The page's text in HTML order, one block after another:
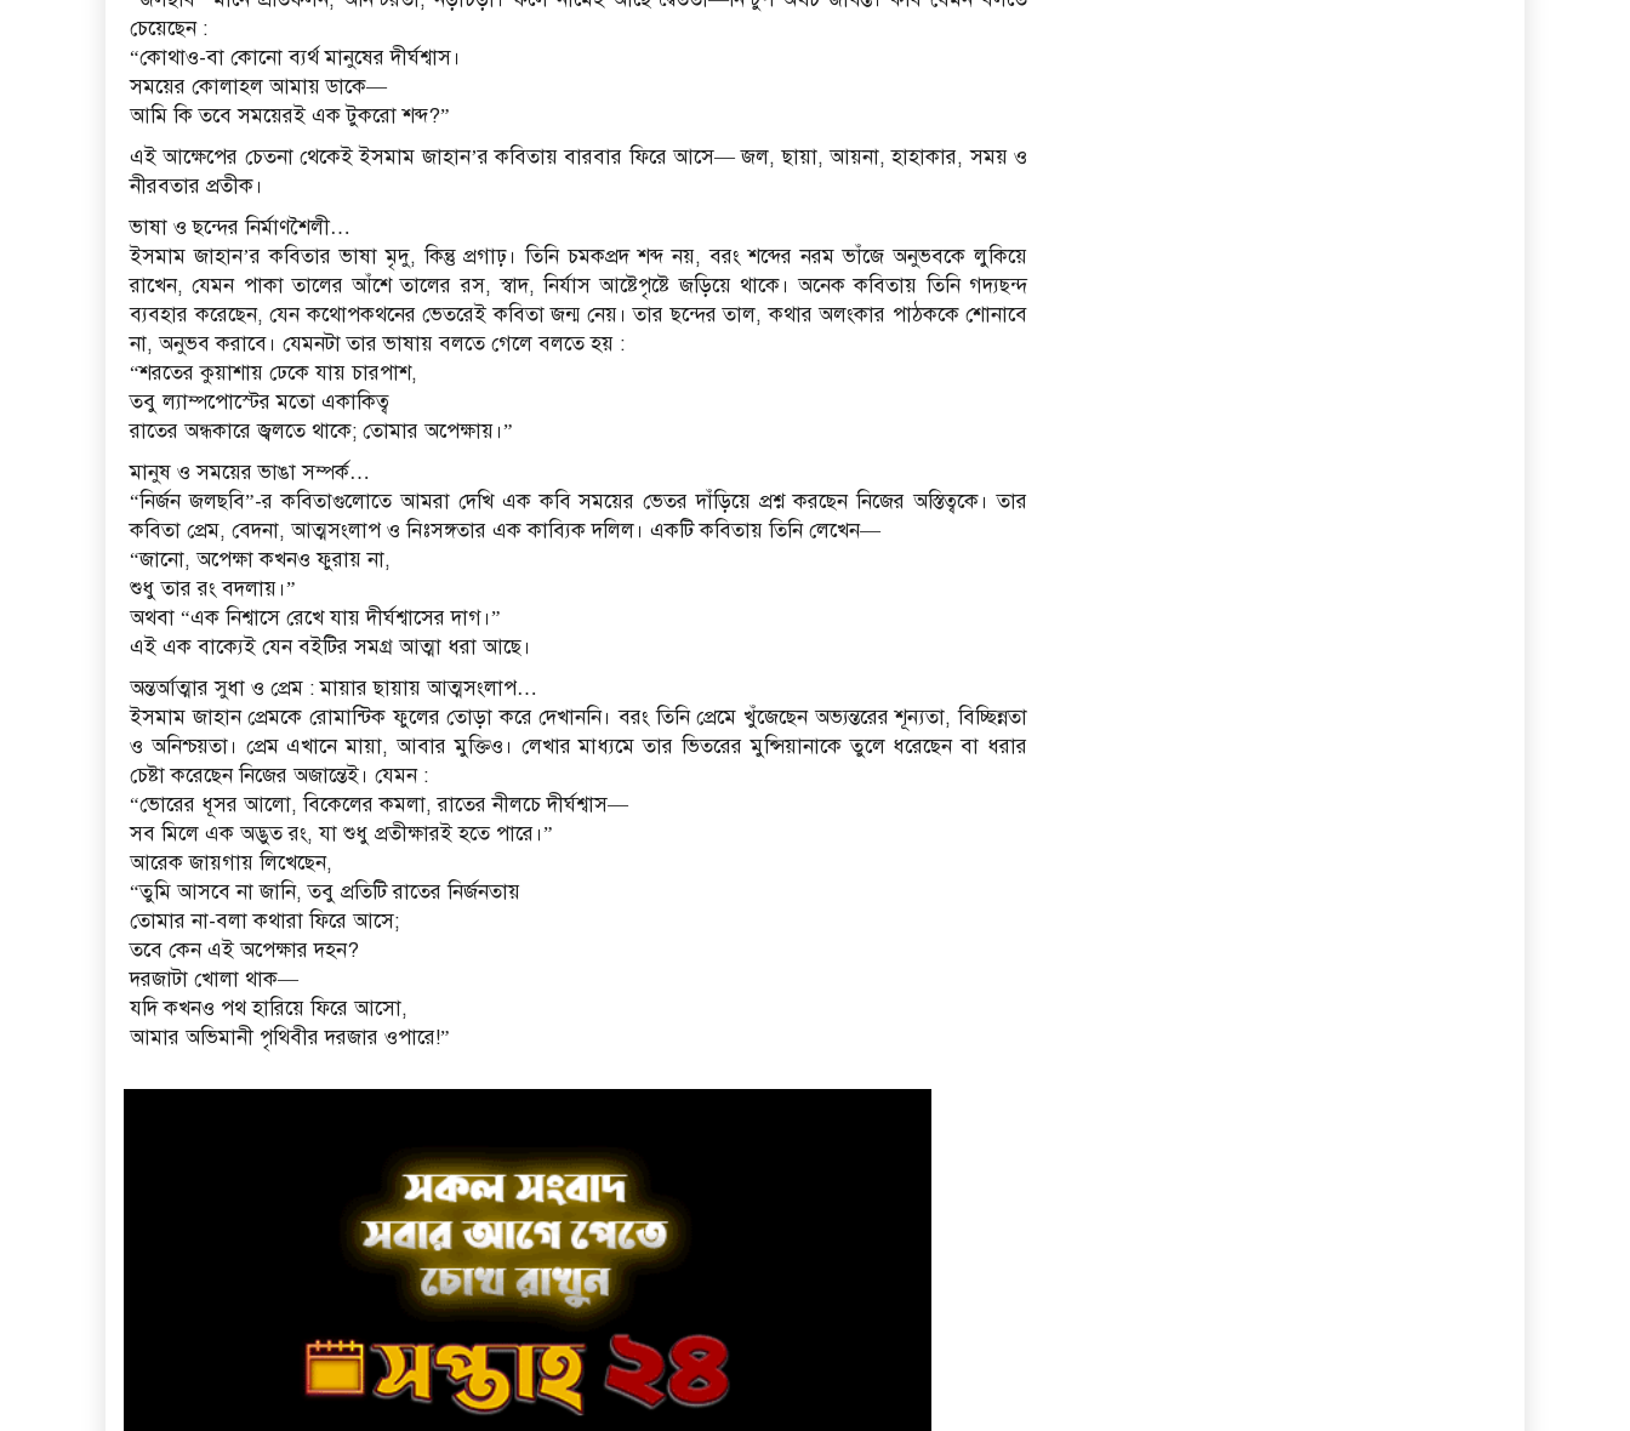
চেয়েছেন :
“কোথাও-বা কোনো ব্যর্থ মানুষের দীর্ঘশ্বাস।
সময়ের কোলাহল আমায় ডাকে—
আমি কি তবে সময়েরই এক টুকরো শব্দ?”
এই আক্ষেপের চেতনা থেকেই ইসমাম জাহান’র কবিতায় বারবার ফিরে আসে— জল, ছায়া, আয়না, হাহাকার, সময় ও
নীরবতার প্রতীক।
ভাষা ও ছন্দের নির্মাণশৈলী…
ইসমাম জাহান’র কবিতার ভাষা মৃদু, কিন্তু প্রগাঢ়। তিনি চমকপ্রদ শব্দ নয়, বরং শব্দের নরম ভাঁজে অনুভবকে লুকিয়ে
রাখেন, যেমন পাকা তালের আঁশে তালের রস, স্বাদ, নির্যাস আষ্টেপৃষ্টে জড়িয়ে থাকে। অনেক কবিতায় তিনি গদ্যছন্দ
ব্যবহার করেছেন, যেন কথোপকথনের ভেতরেই কবিতা জন্ম নেয়। তার ছন্দের তাল, কথার অলংকার পাঠককে শোনাবে
না, অনুভব করাবে। যেমনটা তার ভাষায় বলতে গেলে বলতে হয় :
“শরতের কুয়াশায় ঢেকে যায় চারপাশ,
তবু ল্যাম্পপোস্টের মতো একাকিত্ব
রাতের অন্ধকারে জ্বলতে থাকে; তোমার অপেক্ষায়।”
মানুষ ও সময়ের ভাঙা সম্পর্ক…
“নির্জন জলছবি”-র কবিতাগুলোতে আমরা দেখি এক কবি সময়ের ভেতর দাঁড়িয়ে প্রশ্ন করছেন নিজের অস্তিত্বকে। তার
কবিতা প্রেম, বেদনা, আত্মসংলাপ ও নিঃসঙ্গতার এক কাব্যিক দলিল। একটি কবিতায় তিনি লেখেন—
“জানো, অপেক্ষা কখনও ফুরায় না,
শুধু তার রং বদলায়।”
অথবা “এক নিশ্বাসে রেখে যায় দীর্ঘশ্বাসের দাগ।”
এই এক বাক্যেই যেন বইটির সমগ্র আত্মা ধরা আছে।
অন্তর্আত্মার সুধা ও প্রেম : মায়ার ছায়ায় আত্মসংলাপ…
ইসমাম জাহান প্রেমকে রোমান্টিক ফুলের তোড়া করে দেখাননি। বরং তিনি প্রেমে খুঁজেছেন অভ্যন্তরের শূন্যতা, বিচ্ছিন্নতা
ও অনিশ্চয়তা। প্রেম এখানে মায়া, আবার মুক্তিও। লেখার মাধ্যমে তার ভিতরের মুন্সিয়ানাকে তুলে ধরেছেন বা ধরার
চেষ্টা করেছেন নিজের অজান্তেই। যেমন :
“ভোরের ধূসর আলো, বিকেলের কমলা, রাতের নীলচে দীর্ঘশ্বাস—
সব মিলে এক অদ্ভুত রং, যা শুধু প্রতীক্ষারই হতে পারে।”
আরেক জায়গায় লিখেছেন,
“তুমি আসবে না জানি, তবু প্রতিটি রাতের নির্জনতায়
তোমার না-বলা কথারা ফিরে আসে;
তবে কেন এই অপেক্ষার দহন?
দরজাটা খোলা থাক—
যদি কখনও পথ হারিয়ে ফিরে আসো,
আমার অভিমানী পৃথিবীর দরজার ওপারে!”